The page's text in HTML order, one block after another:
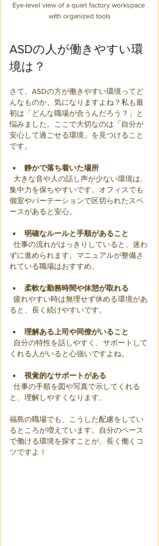
Eye-level view of a quiet factory workspace
with organized tools
ASDの人が働きやすい環
境は？
さて、ASDの方が働きやすい環境ってど
んなものか、気になりますよね？私も最
初は「どんな職場が合うんだろう？」と
悩みました。ここで大切なのは「自分が
安心して過ごせる環境」を見つけること
です。
静かで落ち着いた場所
集中力を保ちやすいです。オフィスでも
個室やパーテーションで区切られたスペ
ースがあると安心。
明確なルールと手順があること
ずに進められます。マニュアルが整備さ
れている職場はおすすめ。
柔軟な勤務時間や休憩が取れる
ると、長く続けやすいです。
理解ある上司や同僚がいること
くれる人がいると心強いですよね。
視覚的なサポートがある
と、理解しやすくなります。
福島の職場でも、こうした配慮をしてい
るところが増えています。自分のペース
で働ける環境を探すことが、長く働くコ
ツですよ！